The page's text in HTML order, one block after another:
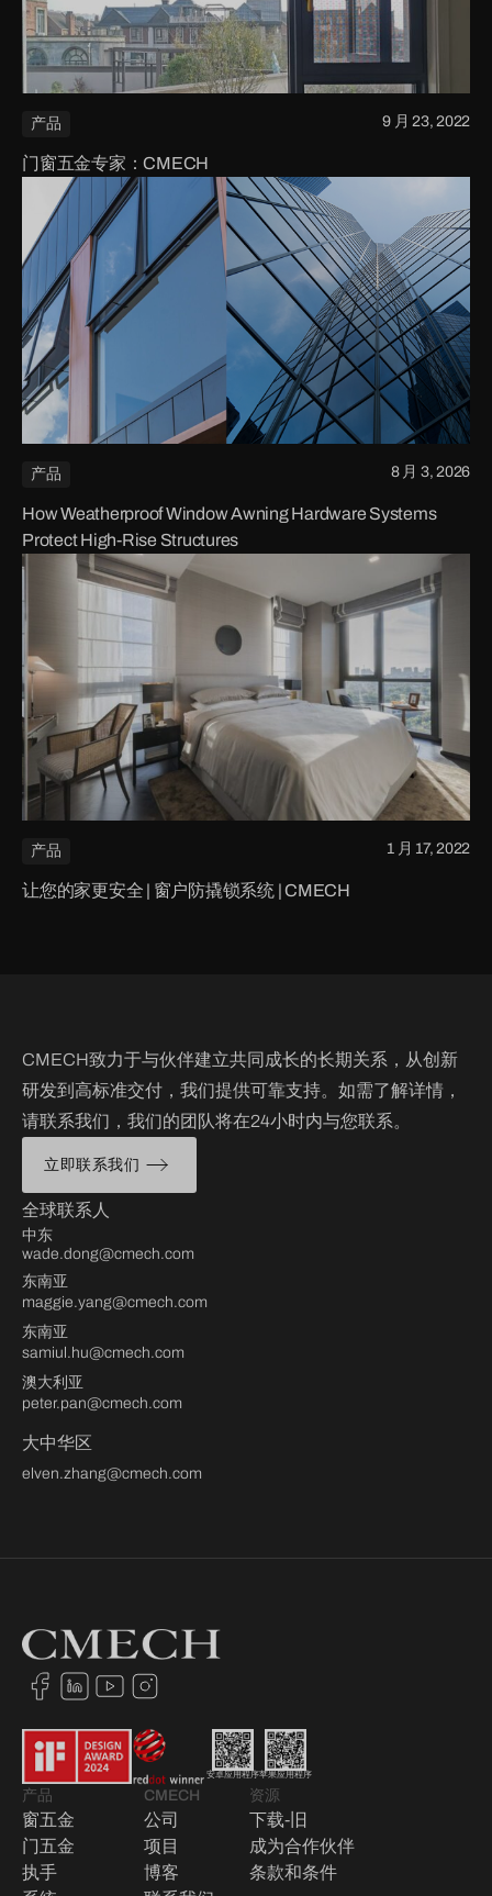
产品 9 月 23, 2022
门窗五金专家：CMECH
产品 8 月 3, 2026
How Weatherproof Window Awning Hardware Systems
Protect High-Rise Structures
产品 1 月 17, 2022
让您的家更安全 | 窗户防撬锁系统 | CMECH
CMECH致力于与伙伴建立共同成长的长期关系，从创新
研发到高标准交付，我们提供可靠支持。如需了解详情，
请联系我们，我们的团队将在24小时内与您联系。
立即联系我们
全球联系人
中东
wade.dong@cmech.com
东南亚
maggie.yang@cmech.com
东南亚
samiul.hu@cmech.com
澳大利亚
peter.pan@cmech.com
大中华区
elven.zhang@cmech.com
安卓应用程序苹果应用程序
产品
窗五金
门五金
执手
CMECH
公司
项目
博客
资源
下载-旧
成为合作伙伴
条款和条件